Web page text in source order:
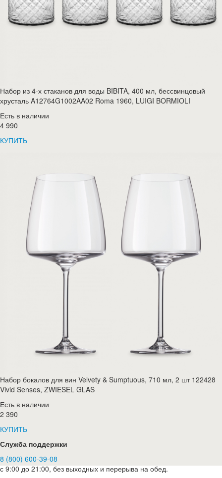
Набор из 4-х стаканов для воды BIBITA, 400 мл, бессвинцовый
хрусталь A12764G1002AA02 Roma 1960, LUIGI BORMIOLI
Есть в наличии
4 990
КУПИТЬ
Набор бокалов для вин Velvety & Sumptuous, 710 мл, 2 шт 122428
Vivid Senses, ZWIESEL GLAS
Есть в наличии
2 390
КУПИТЬ
Служба поддержки
8 (800) 600-39-08
с 9:00 до 21:00, без выходных и перерыва на обед.